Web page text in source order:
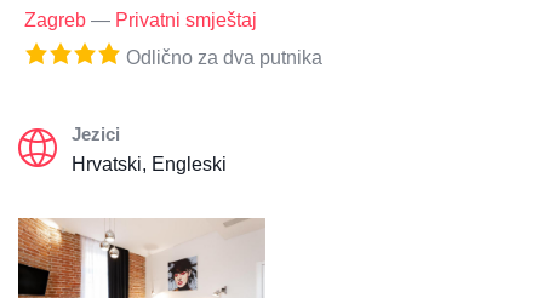
Zagreb — Privatni smještaj
Odlično za dva putnika
Jezici
Hrvatski, Engleski